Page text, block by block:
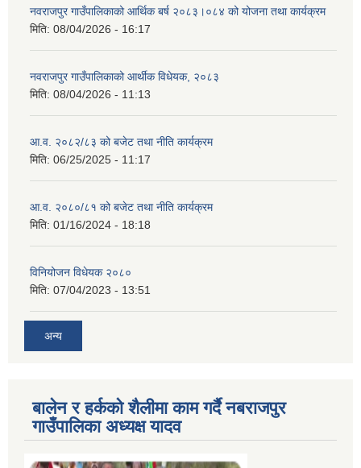
नवराजपुर गाउँपालिकाको आर्थिक बर्ष २०८३।०८४ को योजना तथा कार्यक्रम
मिति: 08/04/2026 - 16:17
नवराजपुर गाउँपालिकाको आर्थीक विधेयक, २०८३
मिति: 08/04/2026 - 11:13
आ.व. २०८२/८३ को बजेट तथा नीति कार्यक्रम
मिति: 06/25/2025 - 11:17
आ.व. २०८०/८१ को बजेट तथा नीति कार्यक्रम
मिति: 01/16/2024 - 18:18
विनियोजन विधेयक २०८०
मिति: 07/04/2023 - 13:51
अन्य
बालेन र हर्कको शैलीमा काम गर्दै नबराजपुर
गाउँपालिका अध्यक्ष यादव